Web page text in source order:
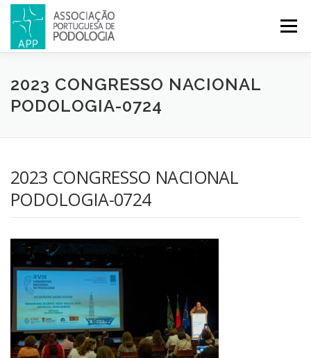
Menu
APP PODOLOGIA LICENCIATURA EM PODOLOGIA
CONGRESSOS REVISTA CONTACTOS
2023 CONGRESSO NACIONAL
PODOLOGIA-0724
2023 CONGRESSO NACIONAL
PODOLOGIA-0724